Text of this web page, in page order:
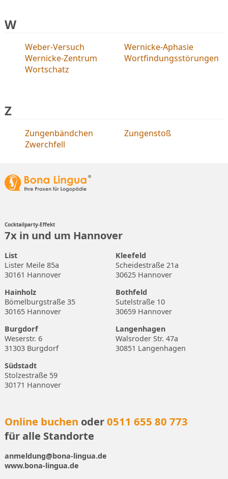
W
Weber-Versuch
Wernicke-Aphasie
Wernicke-Zentrum
Wortfindungsstörungen
Wortschatz
Z
Zungenbändchen
Zungenstoß
Zwerchfell
Cocktailparty-Effekt
7x in und um Hannover
List
Lister Meile 85a
30161 Hannover
Kleefeld
Scheidestraße 21a
30625 Hannover
Hainholz
Bömelburgstraße 35
30165 Hannover
Bothfeld
Sutelstraße 10
30659 Hannover
Burgdorf
Weserstr. 6
31303 Burgdorf
Langenhagen
Walsroder Str. 47a
30851 Langenhagen
Südstadt
Stolzestraße 59
30171 Hannover
Online buchen oder0511 655 80 773
für alle Standorte
anmeldung@bona-lingua.de
www.bona-lingua.de